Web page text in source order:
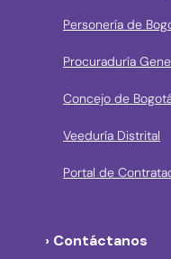
Personería de
Procuraduría
Concejo de
Veeduría Distrital
Portal de
› Contáctanos